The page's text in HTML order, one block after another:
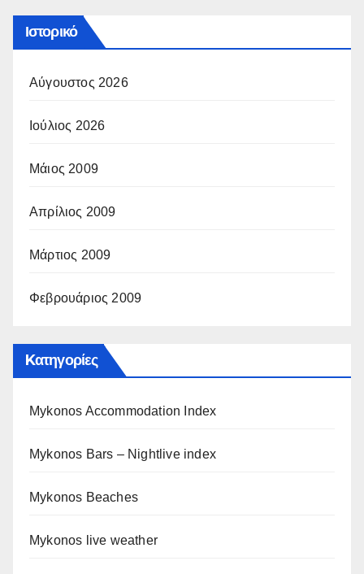
Ιστορικό
Αύγουστος 2026
Ιούλιος 2026
Μάιος 2009
Απρίλιος 2009
Μάρτιος 2009
Φεβρουάριος 2009
Kατηγορίες
Mykonos Accommodation Index
Mykonos Bars – Nightlive index
Mykonos Beaches
Mykonos live weather